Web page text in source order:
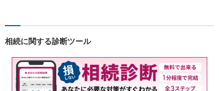
相続に関する診断ツール